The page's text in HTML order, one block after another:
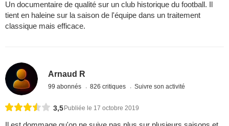
Un documentaire de qualité sur un club historique du football. Il
tient en haleine sur la saison de l'équipe dans un traitement
classique mais efficace.
Arnaud R
99 abonnés 826 critiques Suivre son activité
3,5Publiée le 17 octobre 2019